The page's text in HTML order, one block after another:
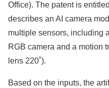
Office). The patent is
describes an AI camera
multiple sensors, including
RGB camera and a motion
lens 220˚).
Based on the inputs, the